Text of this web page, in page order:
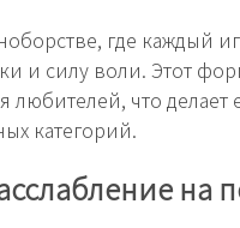
где каждый
и силу воли. Этот
любителей, что делает
категорий.
на